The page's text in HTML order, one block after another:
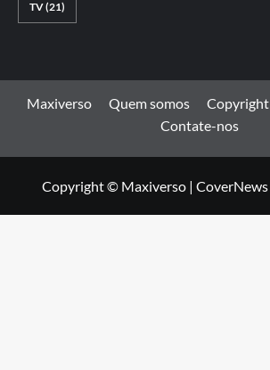
TV(21)
Maxiverso Quem somos Copyright
Contate-nos
Copyright © Maxiverso | CoverNews